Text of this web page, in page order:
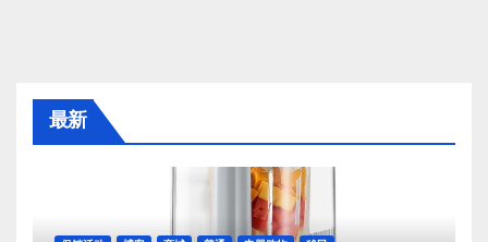
最新